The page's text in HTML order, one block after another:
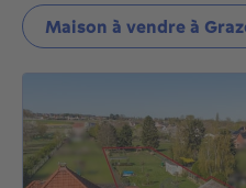
Maison à vendre à